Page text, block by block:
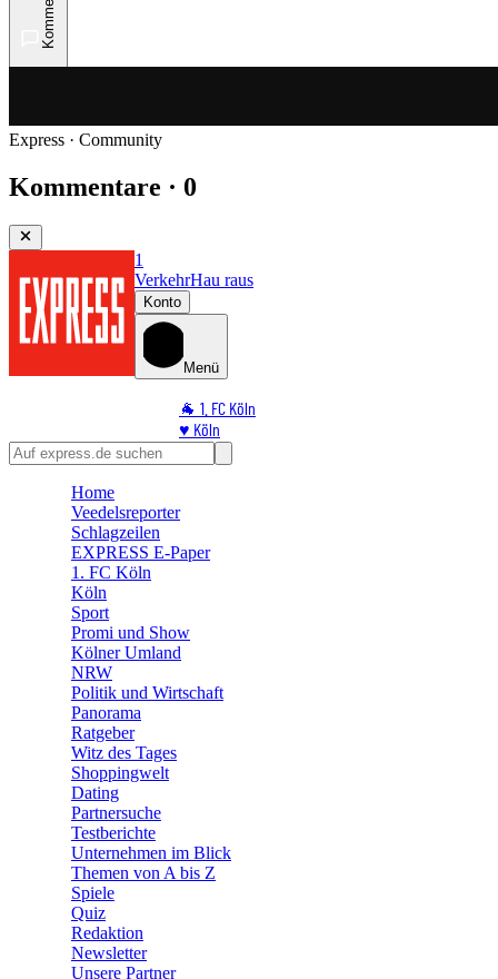
Express · Community
Kommentare · 0
1
VerkehrHau raus
Konto
Menü
🐐 1. FC Köln
♥️ Köln
⭐ Promi
🛒 Shoppingwelt
Home
Veedelsreporter
Schlagzeilen
EXPRESS E-Paper
1. FC Köln
Köln
Sport
Promi und Show
Kölner Umland
NRW
Politik und Wirtschaft
Panorama
Ratgeber
Witz des Tages
Shoppingwelt
Dating
Partnersuche
Testberichte
Unternehmen im Blick
Themen von A bis Z
Spiele
Quiz
Redaktion
Newsletter
Unsere Partner